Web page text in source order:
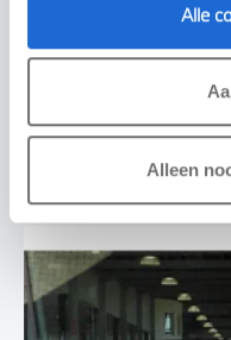
Alle
Alleen
€ 69.950of€ 1.324p/m
Bekijk details